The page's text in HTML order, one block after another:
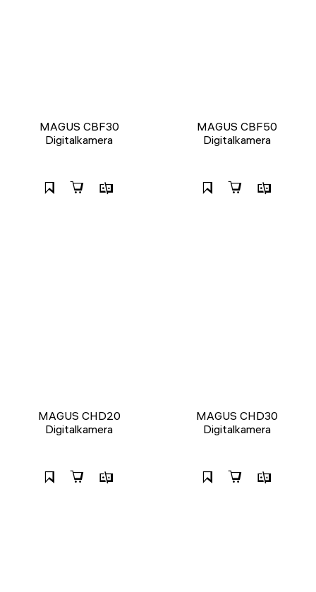
MAGUS CBF30
Digitalkamera
MAGUS CBF50
Digitalkamera
MAGUS CHD20
Digitalkamera
MAGUS CHD30
Digitalkamera